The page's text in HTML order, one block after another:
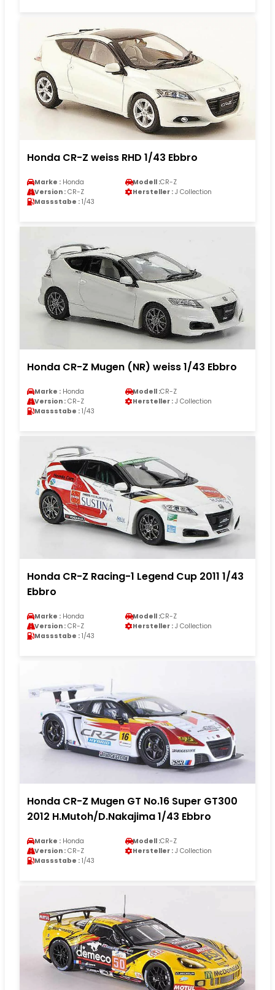
Honda CR-Z weiss RHD 1/43 Ebbro
Marke : Honda Modell :CR-Z
Version : CR-Z Hersteller : J Collection
Massstabe : 1/43
Honda CR-Z Mugen (NR) weiss 1/43 Ebbro
Marke : Honda Modell :CR-Z
Version : CR-Z Hersteller : J Collection
Massstabe : 1/43
Honda CR-Z Racing-1 Legend Cup 2011 1/43
Ebbro
Marke : Honda Modell :CR-Z
Version : CR-Z Hersteller : J Collection
Massstabe : 1/43
Honda CR-Z Mugen GT No.16 Super GT300
2012 H.Mutoh/D.Nakajima 1/43 Ebbro
Marke : Honda Modell :CR-Z
Version : CR-Z Hersteller : J Collection
Massstabe : 1/43